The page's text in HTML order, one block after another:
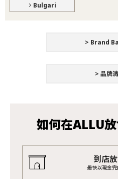
Bulgari
> Brand
> 品牌
如何在ALLU
到店
最快以現金